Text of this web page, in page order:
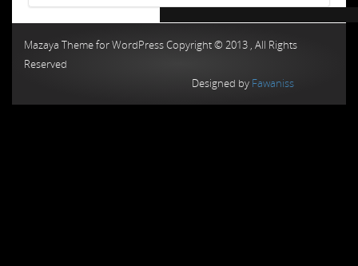
Mazaya Theme for WordPress Copyright © 2013 , All Rights
Reserved
Designed by Fawaniss